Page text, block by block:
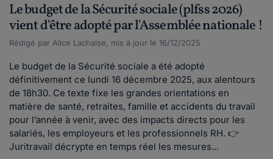
Le budget de la Sécurité sociale (plfss 2026)
vient d'être adopté par l'Assemblée nationale !
Rédigé par Alice Lachaise, mis à jour le 16/12/2025
Le budget de la Sécurité sociale a été adopté
définitivement ce lundi 16 décembre 2025, aux alentours
de 18h30. Ce texte fixe les grandes orientations en
matière de santé, retraites, famille et accidents du travail
pour l’année à venir, avec des impacts directs pour les
salariés, les employeurs et les professionnels RH. 👉
Juritravail décrypte en temps réel les mesures...